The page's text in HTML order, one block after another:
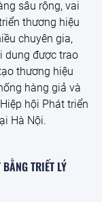
sâu rộng, vai
thương hiệu
chuyên gia,
dung được trao
thương hiệu
hàng giả và
hội Phát triển
Hà Nội.
TRIẾT LÝ